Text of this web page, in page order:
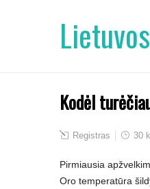
Kodėl
Registras 30
Pirmiausia
Oro temperatūra